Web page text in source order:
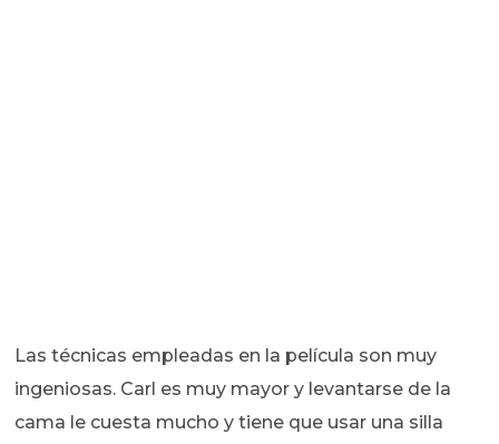
Las técnicas empleadas en la película son muy
ingeniosas. Carl es muy mayor y levantarse de la
cama le cuesta mucho y tiene que usar una silla